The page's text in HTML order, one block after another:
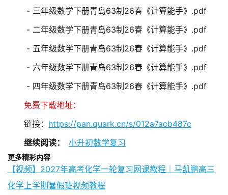
- 三年级数学下册青岛63制26春《计算能手》.pdf
- 二年级数学下册青岛63制26春《计算能手》.pdf
- 五年级数学下册青岛63制26春《计算能手》.pdf
- 六年级数学下册青岛63制26春《计算能手》.pdf
- 四年级数学下册青岛63制26春《计算能手》.pdf
免费下载地址：
链接： https://pan.quark.cn/s/012a7acb487c
继续阅读：
小升初数学复习
更多精彩内容
【视频】2027年高考化学一轮复习网课教程｜马凯鹏高三
化学上学期暑假班视频教程